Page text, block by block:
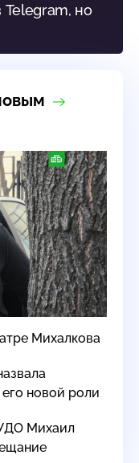
Telegram, но
Михалкова
новой роли
Михаил